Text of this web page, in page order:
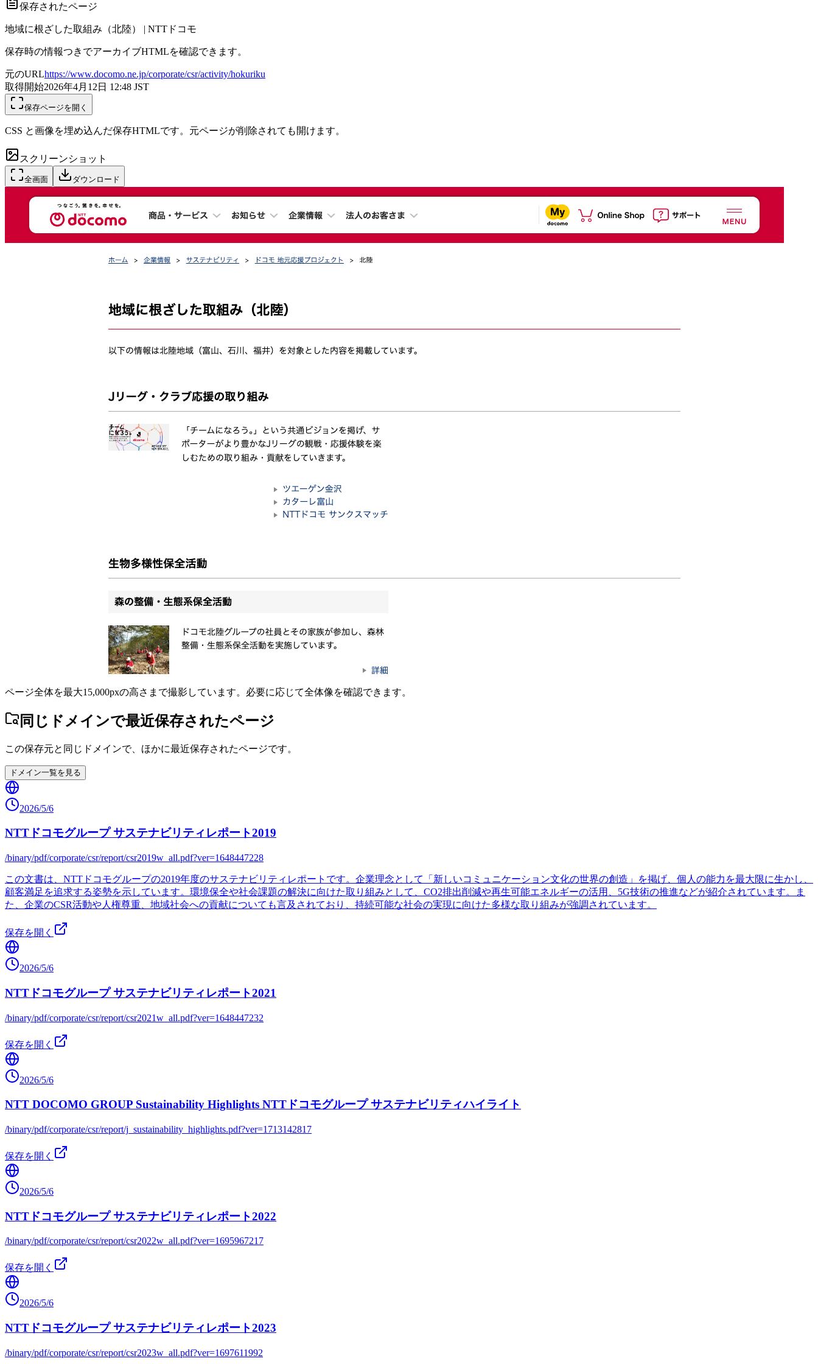
保存されたページ
地域に根ざした取組み（北陸） | NTTドコモ
保存時の情報つきでアーカイブHTMLを確認できます。
元のURLhttps://www.docomo.ne.jp/corporate/csr/activity/hokuriku
取得開始2026年4月12日 12:48 JST
保存ページを開く
CSS と画像を埋め込んだ保存HTMLです。元ページが削除されても開けます。
スクリーンショット
全画面 ダウンロード
ページ全体を最大15,000pxの高さまで撮影しています。必要に応じて全体像を確認できます。
同じドメインで最近保存されたページ
この保存元と同じドメインで、ほかに最近保存されたページです。
ドメイン一覧を見る
2026/5/6
NTTドコモグループ サステナビリティレポート2019
/binary/pdf/corporate/csr/report/csr2019w_all.pdf?ver=1648447228
この文書は、NTTドコモグループの2019年度のサステナビリティレポートです。企業理念として「新しいコミュニケーション文化の世界の創造」を掲げ、個人の能力を最大限に生かし、
顧客満足を追求する姿勢を示しています。環境保全や社会課題の解決に向けた取り組みとして、CO2排出削減や再生可能エネルギーの活用、5G技術の推進などが紹介されています。ま
た、企業のCSR活動や人権尊重、地域社会への貢献についても言及されており、持続可能な社会の実現に向けた多様な取り組みが強調されています。
保存を開く
2026/5/6
NTTドコモグループ サステナビリティレポート2021
/binary/pdf/corporate/csr/report/csr2021w_all.pdf?ver=1648447232
保存を開く
2026/5/6
NTT DOCOMO GROUP Sustainability Highlights NTTドコモグループ サステナビリティハイライト
/binary/pdf/corporate/csr/report/j_sustainability_highlights.pdf?ver=1713142817
保存を開く
2026/5/6
NTTドコモグループ サステナビリティレポート2022
/binary/pdf/corporate/csr/report/csr2022w_all.pdf?ver=1695967217
保存を開く
2026/5/6
NTTドコモグループ サステナビリティレポート2023
/binary/pdf/corporate/csr/report/csr2023w_all.pdf?ver=1697611992